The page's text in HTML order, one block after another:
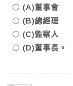
(A)董事會
(B)總經理
(C)監察人
(D)董事長。